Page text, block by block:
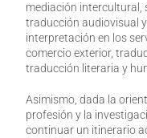
mediación intercultural,
traducción audiovisual
interpretación en los
comercio exterior,
traducción literaria y
Asimismo, dada la
profesión y la
continuar un itinerario